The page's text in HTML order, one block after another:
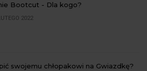
Bootcut - Dla kogo?
2022
swojemu chłopakowi na Gwiazdkę?